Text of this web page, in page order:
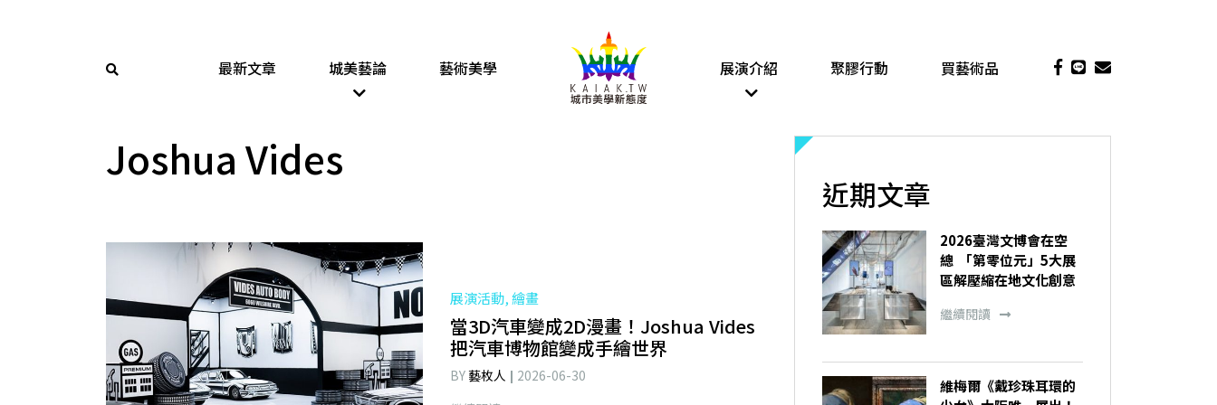
最新文章 城美藝論 藝術美學 展演介紹 聚膠行動 買藝術品
Joshua Vides
展演活動, 繪畫
當3D汽車變成2D漫畫！Joshua Vides
把汽車博物館變成手繪世界
BY藝枚人
2026-06-30
近期文章
2026臺灣文博會在空
總 「第零位元」5大展
區解壓縮在地文化創意
繼續閱讀
維梅爾《戴珍珠耳環的